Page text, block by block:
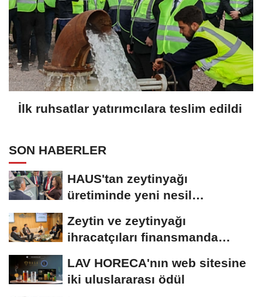
İlk ruhsatlar yatırımcılara teslim edildi
SON HABERLER
HAUS'tan zeytinyağı
üretiminde yeni nesil
Zeytin ve zeytinyağı
ihracatçıları finansmanda
LAV HORECA'nın web sitesine
iki uluslararası ödül